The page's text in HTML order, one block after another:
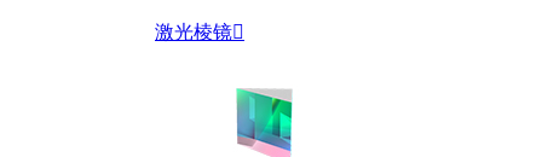
激光棱镜